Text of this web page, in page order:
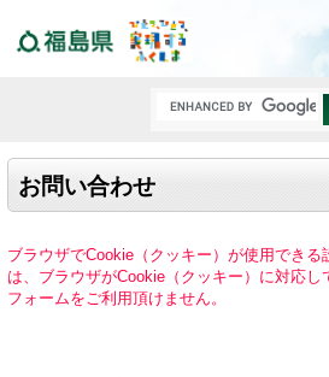
お問い合わせ
ブラウザでCookie（クッキー）が使用できる
は、ブラウザがCookie（クッキー）に対応
フォームをご利用頂けません。